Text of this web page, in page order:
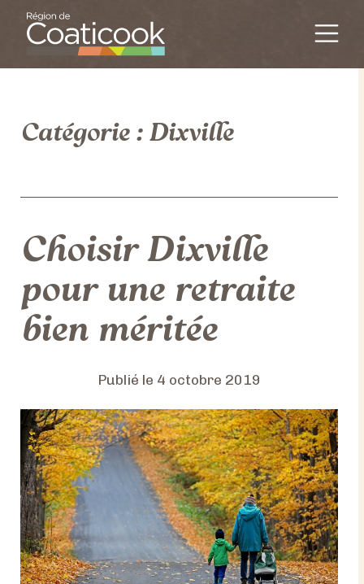
Passer au contenu
Navigation
Catégorie : Dixville
Choisir Dixville
pour une retraite
bien méritée
Publié le 4 octobre 2019